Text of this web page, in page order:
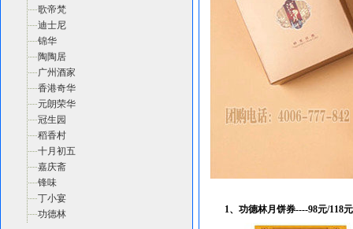
歌帝梵
迪士尼
锦华
陶陶居
广州酒家
香港奇华
元朗荣华
冠生园
稻香村
十月初五
嘉庆斋
锋味
丁小宴
功德林
1、功德林月饼券----98元/118